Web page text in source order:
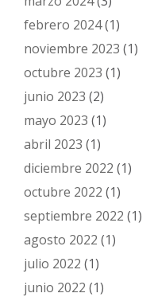
febrero 2024(1)
noviembre 2023 (1)
octubre 2023 (1)
junio 2023 (2)
mayo 2023 (1)
abril 2023 (1)
diciembre 2022 (1)
octubre 2022 (1)
septiembre 2022 (1)
agosto 2022 (1)
julio 2022 (1)
junio 2022 (1)